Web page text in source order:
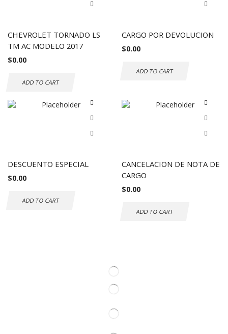
CHEVROLET TORNADO LS
TM AC MODELO 2017
$0.00
ADD TO CART
CARGO POR DEVOLUCION
$0.00
ADD TO CART
DESCUENTO ESPECIAL
$0.00
ADD TO CART
CANCELACION DE NOTA DE
CARGO
$0.00
ADD TO CART